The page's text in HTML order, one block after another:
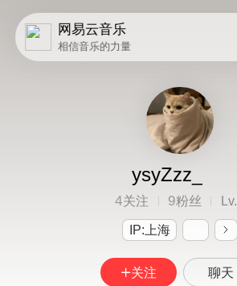
网易云音乐
相信音乐的力量
ysyZzz_
4关注 9粉丝 Lv.
IP:上海
关注 聊天